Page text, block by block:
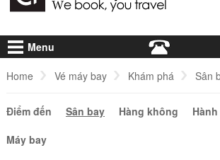
Menu
Home Vé máy bay Khám phá Sân
Sân bay quốc tế Keflavik
Điểm đến Sân bay Hàng không
Máy bay